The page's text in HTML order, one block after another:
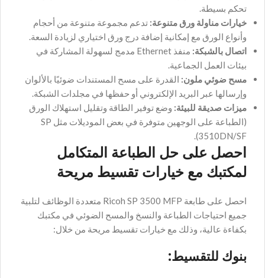
تحكم بسيطة.
خيارات مناولة ورق متنوعة: تدعم مجموعة متنوعة من أحجام
وأنواع الورق مع إمكانية إضافة درج ورق اختياري لزيادة السعة.
اتصال بالشبكة:
منفذ Ethernet مدمج لسهولة المشاركة في
بيئات العمل الجماعية.
مسح ضوئي ملون: القدرة على مسح المستندات ضوئيًا بالألوان
وإرسالها عبر البريد الإلكتروني أو حفظها في مجلدات الشبكة.
ميزات صديقة للبيئة: وضع توفير الطاقة وتقليل استهلاك الورق
(الطباعة على الوجهين متوفرة في بعض الموديلات مثل SP
3510DN/SF).
احصل على حل الطباعة المتكامل
لمكتبك مع خيارات تقسيط مريحة
احصل على طابعة Ricoh SP 3500 MFP متعددة الوظائف لتلبية
جميع احتياجات الطباعة والنسخ والمسح الضوئي في مكتبك
بكفاءة عالية، وذلك مع خيارات تقسيط مريحة من خلال:
بنوك للتقسيط: